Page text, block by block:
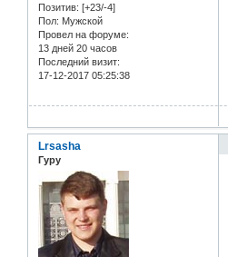
Позитив: [+23/-4]
Пол: Мужской
Провел на форуме:
13 дней 20 часов
Последний визит:
17-12-2017 05:25:38
Lrsasha
Гуру